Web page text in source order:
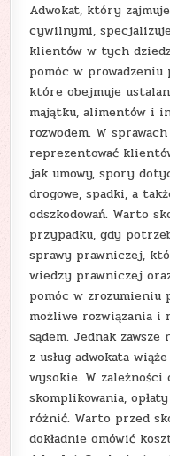
Adwokat, który
cywilnymi,
klientów w tych
pomóc w prowadzeniu
które obejmuje
majątku, alimentów i
rozwodem. W
reprezentować
jak umowy, spory
drogowe, spadki, a
odszkodowań. Warto
przypadku, gdy
sprawy prawniczej,
wiedzy prawniczej
pomóc w zrozumieniu
możliwe rozwiązania
sądem. Jednak
z usług adwokata
wysokie. W
skomplikowania,
różnić. Warto przed
dokładnie omówić